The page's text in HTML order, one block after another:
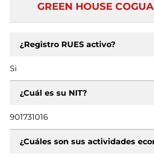
GREEN HOUSE
¿Registro RUES activo?
Si
¿Cuál es su NIT?
901731016
¿Cuáles son sus actividades